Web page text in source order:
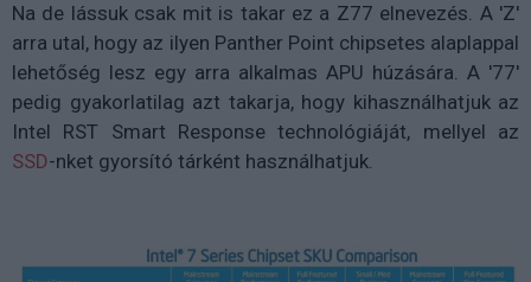
Na de lássuk csak mit is takar ez a Z77 elnevezés. A 'Z'
arra utal, hogy az ilyen Panther Point chipsetes alaplappal
lehetőség lesz egy arra alkalmas APU húzására. A '77'
pedig gyakorlatilag azt takarja, hogy kihasználhatjuk az
Intel RST Smart Response technológiáját, mellyel az
SSD-nket gyorsító tárként használhatjuk.